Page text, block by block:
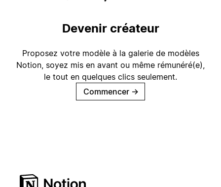
Devenir créateur
Proposez votre modèle à la galerie de modèles
Notion, soyez mis en avant ou même rémunéré(e),
le tout en quelques clics seulement.
Commencer →